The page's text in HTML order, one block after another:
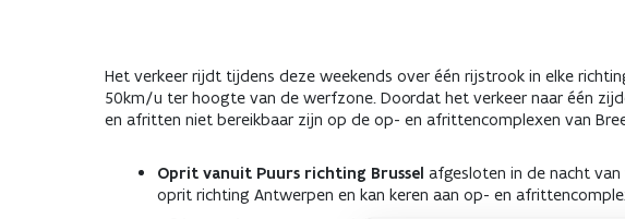
Willebroek
onderhoudswerken
Het verkeer rijdt tijdens deze weekends over één rijstrook in elke
50km/u ter hoogte van de werfzone. Doordat het verkeer naar één
en afritten niet bereikbaar zijn op de op- en afrittencomplexen van
Oprit vanuit Puurs richting Brussel afgesloten in de nacht
oprit richting Antwerpen en kan keren aan op- en